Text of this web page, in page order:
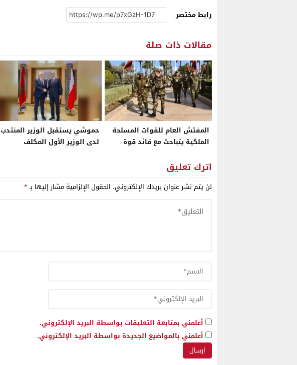
رابط مختصر
مقالات ذات صلة
المفتش العام للقوات المسلحة
الملكية يتباحث مع قائد قوة
للمملكة
حموشي يستقبل الوزير المنتدب
لدى الوزير الأول المكلف
اترك تعليق
لن يتم نشر عنوان بريدك الإلكتروني. الحقول الإلزامية مشار إليها بـ*
أعلمني بمتابعة التعليقات بواسطة البريد الإلكتروني.
أعلمني بالمواضيع الجديدة بواسطة البريد الإلكتروني.